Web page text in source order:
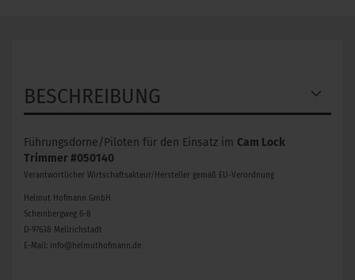
BESCHREIBUNG
Führungsdorne/Piloten für den Einsatz im Cam Lock
Trimmer #050140
Verantwortlicher Wirtschaftsakteur/Hersteller gemäß EU-Verordnung
Helmut Hofmann GmbH
Scheinbergweg 6-8
D-97638 Mellrichstadt
E-Mail: info@helmuthofmann.de